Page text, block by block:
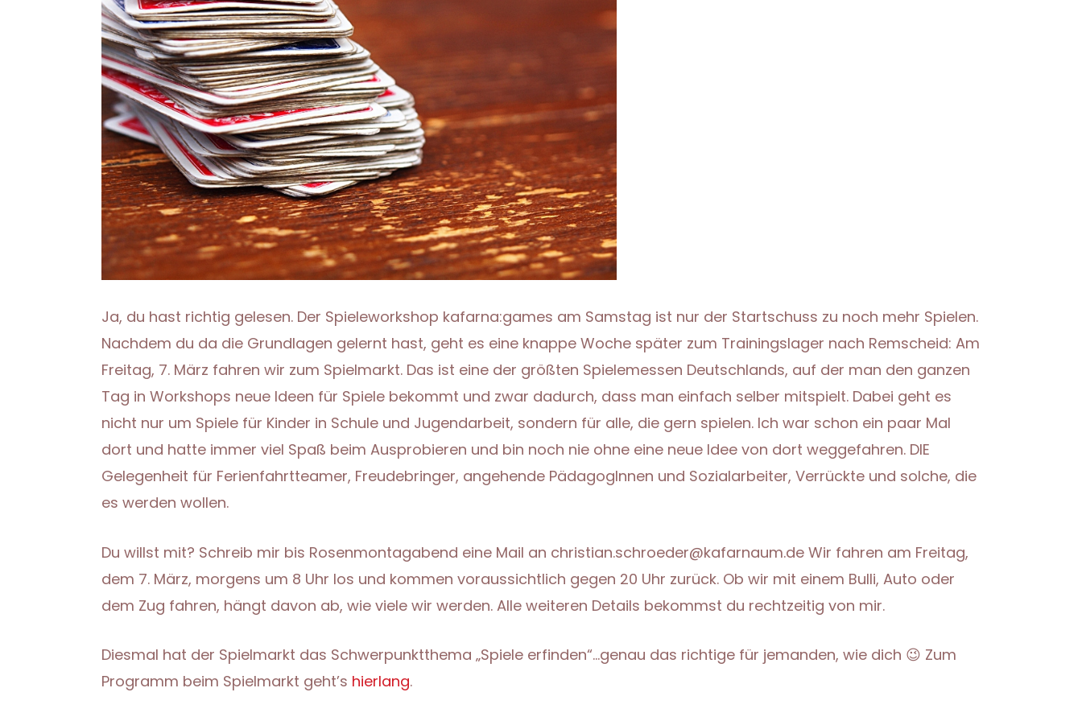
Ja, du hast richtig gelesen. Der Spieleworkshop kafarna:games am Samstag ist nur der Startschuss zu noch mehr Spielen.
Nachdem du da die Grundlagen gelernt hast, geht es eine knappe Woche später zum Trainingslager nach Remscheid: Am
Freitag, 7. März fahren wir zum Spielmarkt. Das ist eine der größten Spielemessen Deutschlands, auf der man den ganzen
Tag in Workshops neue Ideen für Spiele bekommt und zwar dadurch, dass man einfach selber mitspielt. Dabei geht es
nicht nur um Spiele für Kinder in Schule und Jugendarbeit, sondern für alle, die gern spielen. Ich war schon ein paar Mal
dort und hatte immer viel Spaß beim Ausprobieren und bin noch nie ohne eine neue Idee von dort weggefahren. DIE
Gelegenheit für Ferienfahrtteamer, Freudebringer, angehende PädagogInnen und Sozialarbeiter, Verrückte und solche, die
es werden wollen.
Du willst mit? Schreib mir bis Rosenmontagabend eine Mail an christian.schroeder@kafarnaum.de Wir fahren am Freitag,
dem 7. März, morgens um 8 Uhr los und kommen voraussichtlich gegen 20 Uhr zurück. Ob wir mit einem Bulli, Auto oder
dem Zug fahren, hängt davon ab, wie viele wir werden. Alle weiteren Details bekommst du rechtzeitig von mir.
Diesmal hat der Spielmarkt das Schwerpunktthema „Spiele erfinden“…genau das richtige für jemanden, wie dich 😉 Zum
Programm beim Spielmarkt geht’s hierlang.